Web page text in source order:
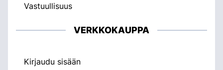
Vastuullisuus
VERKKOKAUPPA
Kirjaudu sisään